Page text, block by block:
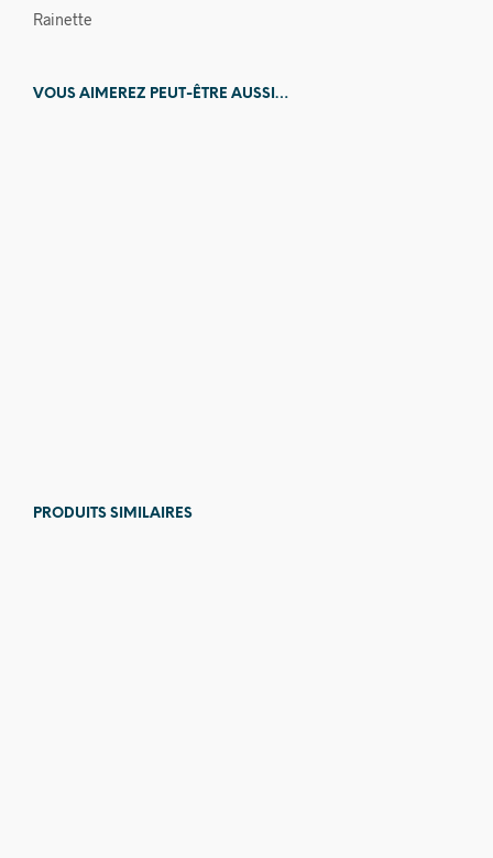
Rainette
VOUS AIMEREZ PEUT-ÊTRE AUSSI…
PRODUITS SIMILAIRES